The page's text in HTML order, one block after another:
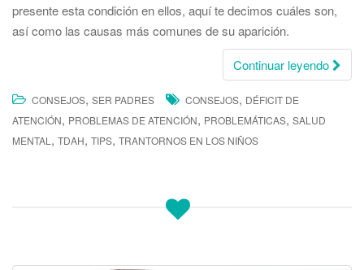
presente esta condición en ellos, aquí te decimos cuáles son,
así como las causas más comunes de su aparición.
Continuar leyendo
CONSEJOS, SER PADRES CONSEJOS, DÉFICIT DE
ATENCIÓN, PROBLEMAS DE ATENCIÓN, PROBLEMÁTICAS, SALUD
MENTAL , TDAH, TIPS, TRANTORNOS EN LOS NIÑOS